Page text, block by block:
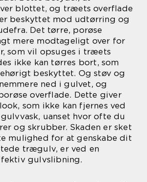
blottet, og træets overflade
beskyttet mod udtørring og
Det tørre, porøse
mere modtageligt over for
som vil opsuges i træets
ikke kan tørres bort, som
beskyttet. Og støv og
ned i gulvet, og
overflade. Dette giver
som ikke kan fjernes ved
uanset hvor ofte du
og skrubber. Skaden er sket
mulighed for at genskabe dit
trægulv, er ved en
gulvslibning.